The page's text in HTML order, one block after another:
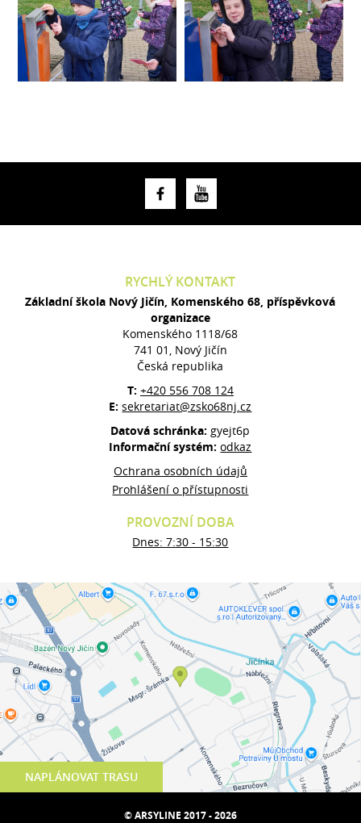
NAPLÁNOVAT TRASU
RYCHLÝ KONTAKT
Základní škola Nový Jičín, Komenského 68, příspěvková
organizace
Komenského 1118/68
741 01, Nový Jičín
Česká republika
T: +420 556 708 124
E:sekretariat@zsko68nj.cz
Datová schránka:gyejt6p
Informační systém:odkaz
Ochrana osobních údajů
Prohlášení o přístupnosti
PROVOZNÍ DOBA
Dnes: 7:30 - 15:30
© ARSYLINE 2017 - 2026